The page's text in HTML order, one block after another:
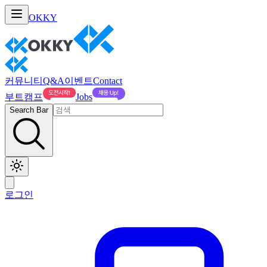
OKKY
커뮤니티 Q&A이벤트Contact
부트캠프
Jobs
Search Bar
로그인